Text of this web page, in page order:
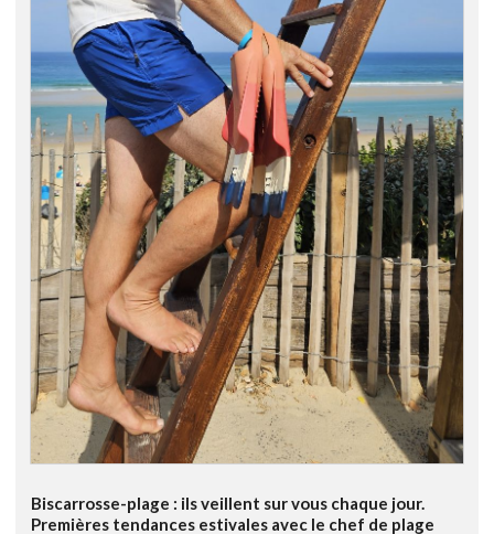
Biscarrosse-plage : ils veillent sur vous chaque jour.
Premières tendances estivales avec le chef de plage